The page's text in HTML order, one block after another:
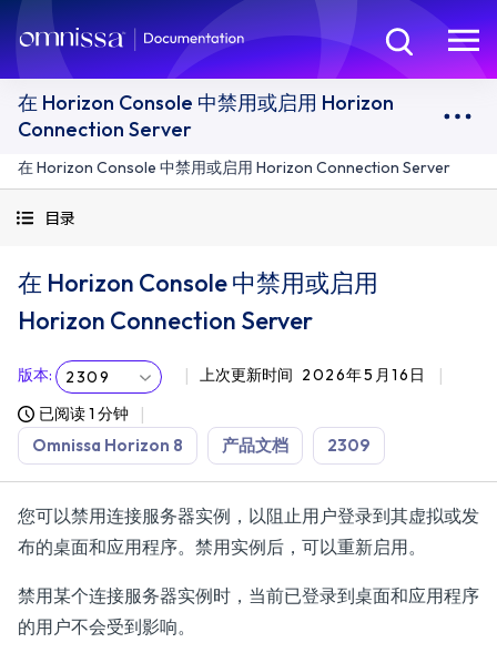
在 Horizon Console 中禁用或启用 Horizon
Connection Server
在 Horizon Console 中禁用或启用 Horizon Connection Server
目录
在 Horizon Console 中禁用或启用
Horizon Connection Server
版本: 2309 上次更新时间 2026年5月16日
已阅读 1 分钟
Omnissa Horizon 8 产品文档 2309
您可以禁用连接服务器实例，以阻止用户登录到其虚拟或发
布的桌面和应用程序。禁用实例后，可以重新启用。
禁用某个连接服务器实例时，当前已登录到桌面和应用程序
的用户不会受到影响。